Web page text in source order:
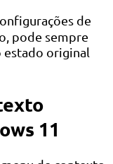
de
pode sempre
estado original
11